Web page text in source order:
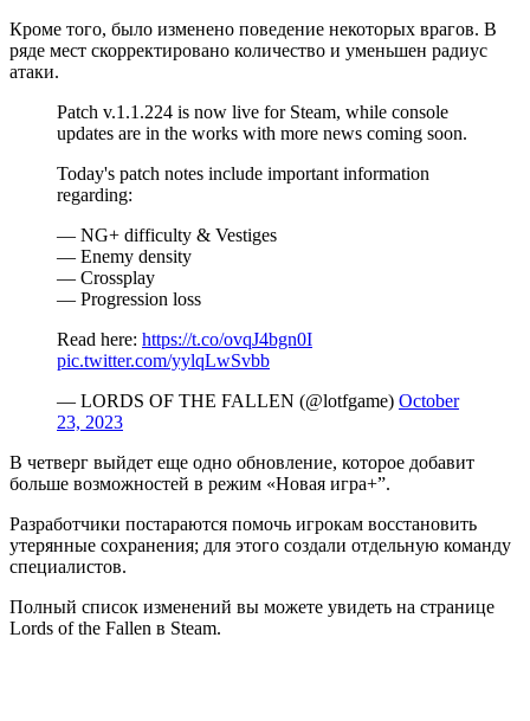
Кроме того, было изменено поведение некоторых врагов. В
ряде мест скорректировано количество и уменьшен радиус
атаки.
Patch v.1.1.224 is now live for Steam, while console
updates are in the works with more news coming soon.
Today's patch notes include important information
regarding:
— NG+ difficulty & Vestiges
— Enemy density
— Crossplay
— Progression loss
Read here: https://t.co/ovqJ4bgn0I
pic.twitter.com/yylqLwSvbb
— LORDS OF THE FALLEN (@lotfgame) October
23, 2023
В четверг выйдет еще одно обновление, которое добавит
больше возможностей в режим «Новая игра+”.
Разработчики постараются помочь игрокам восстановить
утерянные сохранения; для этого создали отдельную команду
специалистов.
Полный список изменений вы можете увидеть на странице
Lords of the Fallen в Steam.